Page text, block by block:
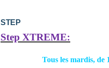
STEP
Step XTREME:
Tous les mardis, de